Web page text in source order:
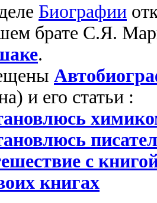
Биографии
брате С.Я.
.
и его статьи :
с
книгах